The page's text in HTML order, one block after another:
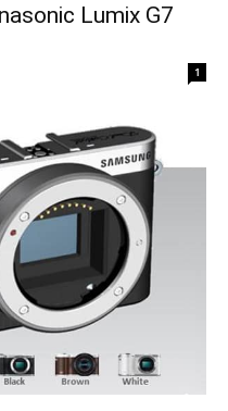
Lumix G7
1